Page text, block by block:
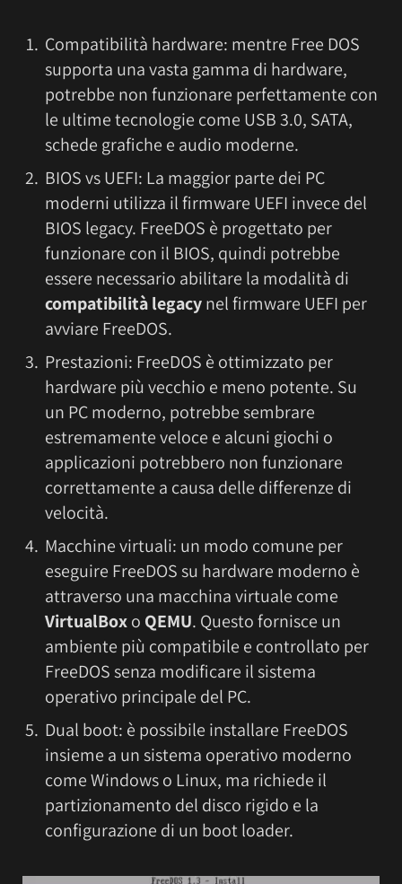
Compatibilità hardware: mentre Free DOS
supporta una vasta gamma di hardware,
potrebbe non funzionare perfettamente con
le ultime tecnologie come USB 3.0, SATA,
schede grafiche e audio moderne.
BIOS vs UEFI: La maggior parte dei PC
moderni utilizza il firmware UEFI invece del
BIOS legacy. FreeDOS è progettato per
funzionare con il BIOS, quindi potrebbe
essere necessario abilitare la modalità di
compatibilità legacynel firmware UEFI per
avviare FreeDOS.
Prestazioni: FreeDOS è ottimizzato per
hardware più vecchio e meno potente. Su
un PC moderno, potrebbe sembrare
estremamente veloce e alcuni giochi o
applicazioni potrebbero non funzionare
correttamente a causa delle differenze di
velocità.
Macchine virtuali: un modo comune per
eseguire FreeDOS su hardware moderno è
attraverso una macchina virtuale come
VirtualBoxo QEMU. Questo fornisce un
ambiente più compatibile e controllato per
FreeDOS senza modificare il sistema
operativo principale del PC.
Dual boot: è possibile installare FreeDOS
insieme a un sistema operativo moderno
come Windows o Linux, ma richiede il
partizionamento del disco rigido e la
configurazione di un boot loader.